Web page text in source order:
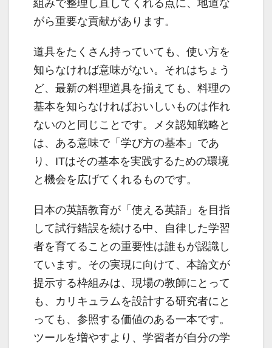
組みで整理し直してくれる点に、地道な
がら重要な貢献があります。
道具をたくさん持っていても、使い方を
知らなければ意味がない。それはちょう
ど、最新の料理道具を揃えても、料理の
基本を知らなければおいしいものは作れ
ないのと同じことです。メタ認知戦略と
は、ある意味で「学び方の基本」であ
り、ITはその基本を実践するための環境
と機会を広げてくれるものです。
日本の英語教育が「使える英語」を目指
して試行錯誤を続ける中、自律した学習
者を育てることの重要性は誰もが認識し
ています。その実現に向けて、本論文が
提示する枠組みは、現場の教師にとって
も、カリキュラムを設計する研究者にと
っても、参照する価値のある一本です。
ツールを増やすより、学習者が自分の学